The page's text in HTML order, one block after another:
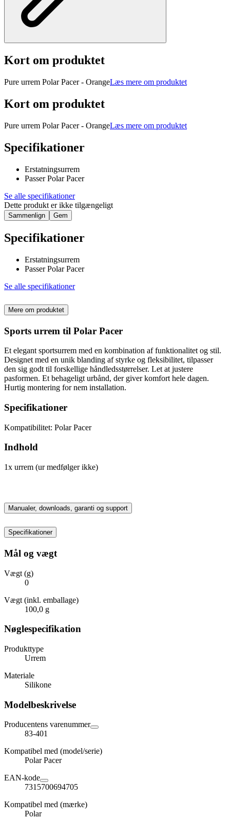
Kort om produktet
Pure urrem Polar Pacer - OrangeLæs mere om produktet
Kort om produktet
Pure urrem Polar Pacer - OrangeLæs mere om produktet
Specifikationer
Erstatningsurrem
Passer Polar Pacer
Se alle specifikationer
Dette produkt er ikke tilgængeligt
Sammenlign Gem
Specifikationer
Erstatningsurrem
Passer Polar Pacer
Se alle specifikationer
Mere om produktet
Sports urrem til Polar Pacer
Et elegant sportsurrem med en kombination af funktionalitet og stil.
Designet med en unik blanding af styrke og fleksibilitet, tilpasser
den sig godt til forskellige håndledsstørrelser. Let at justere
pasformen. Et behageligt urbånd, der giver komfort hele dagen.
Hurtig montering for nem installation.
Specifikationer
Kompatibilitet: Polar Pacer
Indhold
1x urrem (ur medfølger ikke)
Manualer, downloads, garanti og support
Specifikationer
Mål og vægt
Vægt (g)
0
Vægt (inkl. emballage)
100,0 g
Nøglespecifikation
Produkttype
Urrem
Materiale
Silikone
Modelbeskrivelse
Producentens varenummer
83-401
Kompatibel med (model/serie)
Polar Pacer
EAN-kode
7315700694705
Kompatibel med (mærke)
Polar